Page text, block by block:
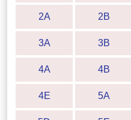
2A 2B
3A 3B
4A 4B
4E 5A